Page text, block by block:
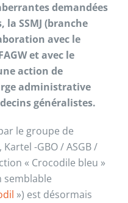
demandées
SSMJ (branche
avec le
et avec le
action de
administrative
généralistes.
le groupe de
-GBO / ASGB /
« Crocodile bleu »
semblable
») est désormais